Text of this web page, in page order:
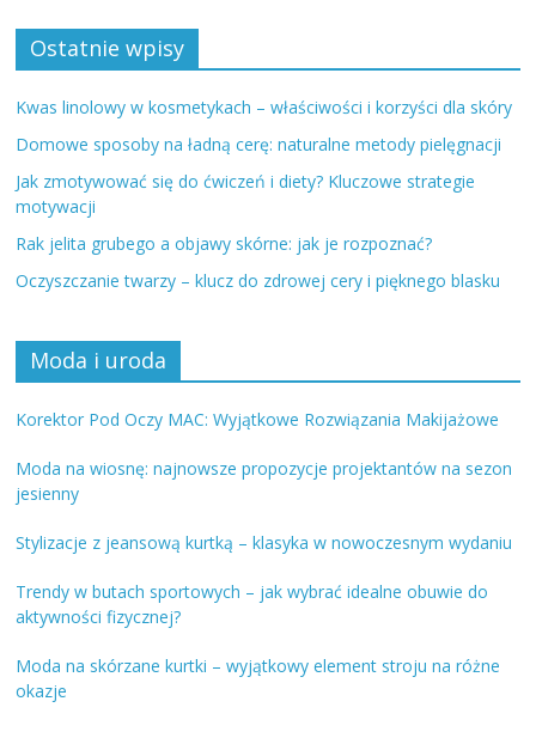
Ostatnie wpisy
Kwas linolowy w kosmetykach – właściwości i korzyści dla skóry
Domowe sposoby na ładną cerę: naturalne metody pielęgnacji
Jak zmotywować się do ćwiczeń i diety? Kluczowe strategie
motywacji
Rak jelita grubego a objawy skórne: jak je rozpoznać?
Oczyszczanie twarzy – klucz do zdrowej cery i pięknego blasku
Moda i uroda
Korektor Pod Oczy MAC: Wyjątkowe Rozwiązania Makijażowe
Moda na wiosnę: najnowsze propozycje projektantów na sezon
jesienny
Stylizacje z jeansową kurtką – klasyka w nowoczesnym wydaniu
Trendy w butach sportowych – jak wybrać idealne obuwie do
aktywności fizycznej?
Moda na skórzane kurtki – wyjątkowy element stroju na różne
okazje